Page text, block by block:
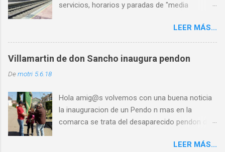
servicios, horarios y paradas de "media
PASO 1: Servicio deficiente ✅ PASO 2: Malos
horarios ✅ PASO 3: Los usuarios son
expulsados por las escasas opciones ✅ PASO
4: Cierre por falta de usuarios ⏳ Al abandono
década, se le une ahora l a nueva estrategia de
movilidad que señala un “coste
desproporcionado” de las líneas ferroviarias y
población". Y no hay mejor forma que
LEER MÁS...
Villamartin de don Sancho inaugura pendon
Demotri 5.6.18
Hola amig@s volvemos con una buena noticia
la inauguracion de un Pendo n mas en la
comarca se trata del desaparecido pendon de
con motivo de la celebracion de la festividad de
LEER MÁS...